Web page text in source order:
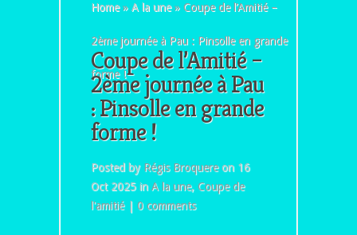
Home » A la une » Coupe de l’Amitié –
2ème journée à Pau : Pinsolle en grande
forme !
Coupe de l’Amitié –
2ème journée à Pau
: Pinsolle en grande
forme !
Posted by Régis Broquereon 16
Oct 2025 inA la une, Coupe de
l'amitié| 0 comments